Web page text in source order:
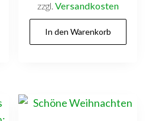
zzgl. Versandkosten
In den Warenkorb